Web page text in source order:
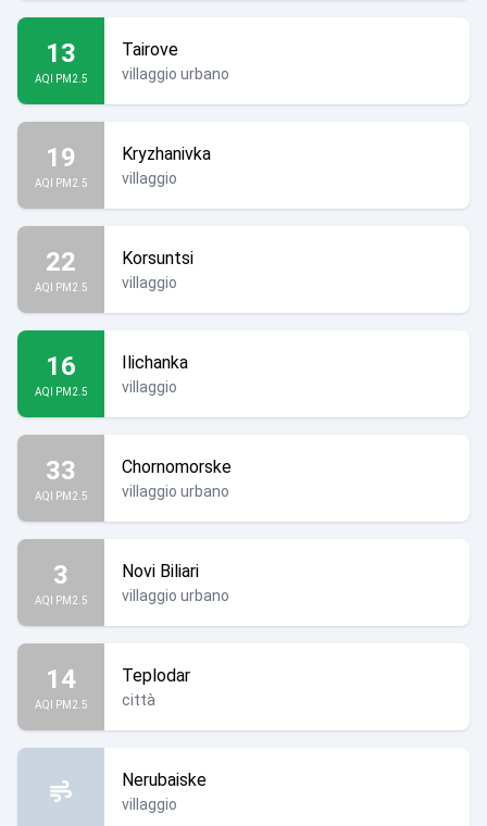
13
AQI PM2.5
Tairove
villaggio urbano
19
AQI PM2.5
Kryzhanivka
villaggio
22
AQI PM2.5
Korsuntsi
villaggio
16
AQI PM2.5
Ilichanka
villaggio
33
AQI PM2.5
Chornomorske
villaggio urbano
3
AQI PM2.5
Novi Biliari
villaggio urbano
14
AQI PM2.5
Teplodar
città
Nerubaiske
villaggio